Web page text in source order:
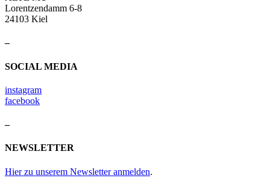
Lorentzendamm 6-8
24103 Kiel
–
SOCIAL MEDIA
instagram
facebook
–
NEWSLETTER
Hier zu unserem Newsletter anmelden.